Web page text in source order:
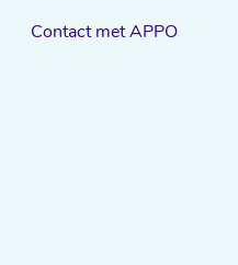
Contact met APPO